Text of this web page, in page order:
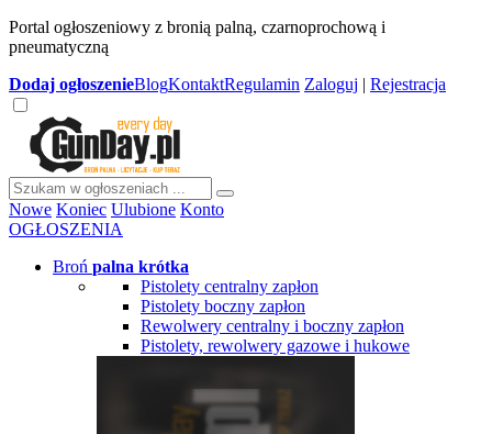
Portal ogłoszeniowy z bronią palną, czarnoprochową i
pneumatyczną
Dodaj ogłoszenieBlogKontaktRegulamin Zaloguj | Rejestracja
Nowe Koniec Ulubione Konto
OGŁOSZENIA
Broń palna krótka
Pistolety centralny zapłon
Pistolety boczny zapłon
Rewolwery centralny i boczny zapłon
Pistolety, rewolwery gazowe i hukowe